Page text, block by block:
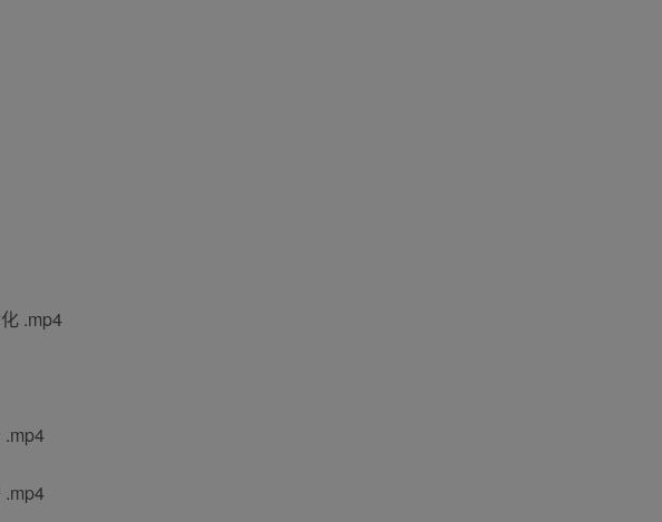
.mp4
.mp4
.mp4